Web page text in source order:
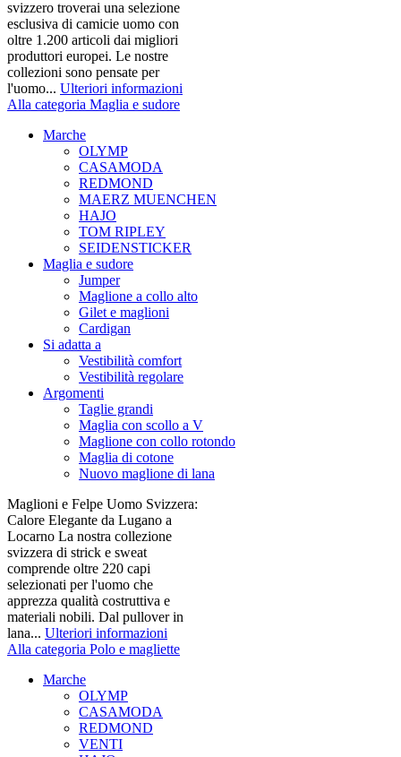
svizzero troverai una selezione
esclusiva di camicie uomo con
oltre 1.200 articoli dai migliori
produttori europei. Le nostre
collezioni sono pensate per
l'uomo... Ulteriori informazioni
Alla categoria Maglia e sudore
Marche
OLYMP
CASAMODA
REDMOND
MAERZ MUENCHEN
HAJO
TOM RIPLEY
SEIDENSTICKER
Maglia e sudore
Jumper
Maglione a collo alto
Gilet e maglioni
Cardigan
Si adatta a
Vestibilità comfort
Vestibilità regolare
Argomenti
Taglie grandi
Maglia con scollo a V
Maglione con collo rotondo
Maglia di cotone
Nuovo maglione di lana
Maglioni e Felpe Uomo Svizzera:
Calore Elegante da Lugano a
Locarno La nostra collezione
svizzera di strick e sweat
comprende oltre 220 capi
selezionati per l'uomo che
apprezza qualità costruttiva e
materiali nobili. Dal pullover in
lana... Ulteriori informazioni
Alla categoria Polo e magliette
Marche
OLYMP
CASAMODA
REDMOND
VENTI